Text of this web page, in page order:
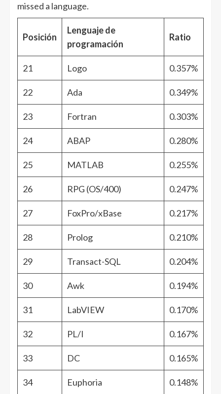
missed a language.
Posición
Lenguaje de
programación
Ratio
21 Logo 0.357%
22 Ada 0.349%
23 Fortran 0.303%
24 ABAP 0.280%
25 MATLAB 0.255%
26 RPG (OS/400) 0.247%
27 FoxPro/xBase 0.217%
28 Prolog 0.210%
29 Transact-SQL 0.204%
30 Awk 0.194%
31 LabVIEW 0.170%
32 PL/I 0.167%
33 DC 0.165%
34 Euphoria 0.148%